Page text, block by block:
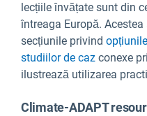
lecțiile învățate sunt din
întreaga Europă.
secțiunile privind
studiilor de caz conexe
ilustrează utilizarea
Climate-ADAPT